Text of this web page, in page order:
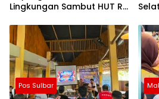
Lingkungan Sambut HUT RI
Pos Sulbar